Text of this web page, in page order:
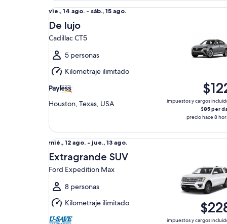
Del
vie.,
14
ago.
al
sáb.,
15
ago.
vie., 14 ago. - sáb., 15 ago.
De lujo
Cadillac CT5
5 personas
Kilometraje ilimitado
Houston, Texas, USA
impuestos y cargos
$85 per
precio hace 8
De lujo Cadillac CT5
Del
mié.,
12
ago.
al
jue.,
13
ago.
mié., 12 ago. - jue., 13 ago.
Extragrande SUV
Ford Expedition Max
8 personas
Kilometraje ilimitado
impuestos y cargos
Extragrande SUV Ford Expedition Max